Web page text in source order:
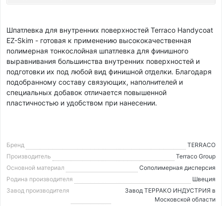
Шпатлевка для внутренних поверхностей Terraco Handycoat
EZ-Skim - готовая к применению высококачественная
полимерная тонкослойная шпатлевка для финишного
выравнивания большинства внутренних поверхностей и
подготовки их под любой вид финишной отделки. Благодаря
подобранному составу связующих, наполнителей и
специальных добавок отличается повышенной
пластичностью и удобством при нанесении.
Бренд
TERRACO
Производитель
Terraco Group
Основной материал
Cополимерная дисперсия
Родина производителя
Швеция
Завод производителя
Завод ТЕРРАКО ИНДУСТРИЯ в
Московской области